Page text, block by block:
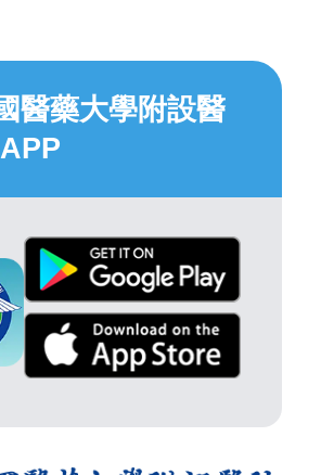
醫藥大學附設醫